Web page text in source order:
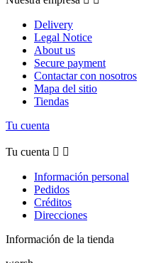
Delivery
Legal Notice
About us
Secure payment
Contactar con nosotros
Mapa del sitio
Tiendas
Tu cuenta
Tu cuenta  
Información personal
Pedidos
Créditos
Direcciones
Información de la tienda